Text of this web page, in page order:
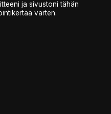
ja sivustoni tähän
varten.